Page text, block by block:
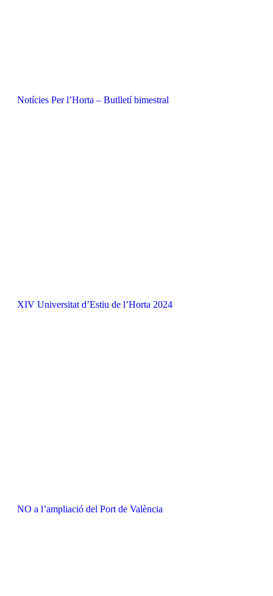
Notícies Per l’Horta – Butlletí bimestral
XIV Universitat d’Estiu de l’Horta 2024
NO a l’ampliació del Port de València